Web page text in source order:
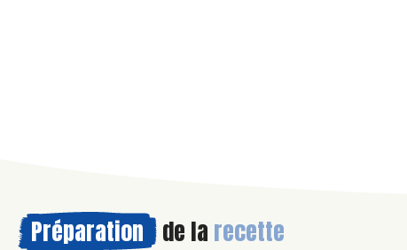
Préparation de la recette